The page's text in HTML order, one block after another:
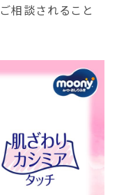
相談されること